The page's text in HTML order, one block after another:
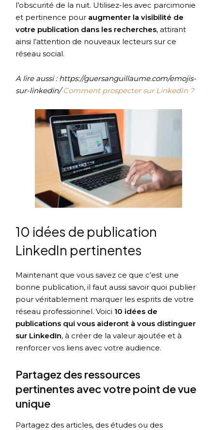
l’obscurité de la nuit. Utilisez-les avec parcimonie
et pertinence pour augmenter la visibilité de
votre publication dans les recherches, attirant
ainsi l’attention de nouveaux lecteurs sur ce
réseau social.
A lire aussi : https://guersanguillaume.com/emojis-
sur-linkedin/Comment prospecter sur LinkedIn ?
10 idées de publication
LinkedIn pertinentes
Maintenant que vous savez ce que c’est une
bonne publication, il faut aussi savoir quoi publier
pour véritablement marquer les esprits de votre
réseau professionnel. Voici 10 idées de
publications qui vous aideront à vous distinguer
sur LinkedIn, à créer de la valeur ajoutée et à
renforcer vos liens avec votre audience.
Partagez des ressources
pertinentes avec votre point de vue
unique
Partagez des articles, des études ou des